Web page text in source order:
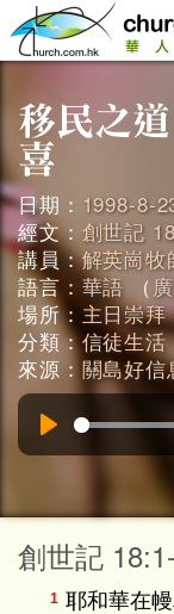
日期： 1998-8-
經文： 創世記
講員：解英崗牧
語言： 華語 （
場所：主日崇拜
分類：信徒生活
來源： 關島好信
創世記
1 耶和華在